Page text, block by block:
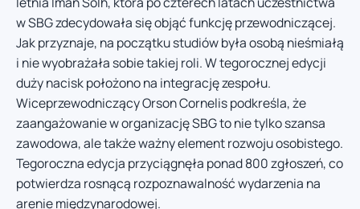
w SBG zdecydowała się objąć funkcję przewodniczącej.
Jak przyznaje, na początku studiów była osobą nieśmiałą
i nie wyobrażała sobie takiej roli. W tegorocznej edycji
duży nacisk położono na integrację zespołu.
Wiceprzewodniczący Orson Cornelis podkreśla, że
zaangażowanie w organizację SBG to nie tylko szansa
zawodowa, ale także ważny element rozwoju osobistego.
Tegoroczna edycja przyciągnęła ponad 800 zgłoszeń, co
potwierdza rosnącą rozpoznawalność wydarzenia na
arenie międzynarodowej.